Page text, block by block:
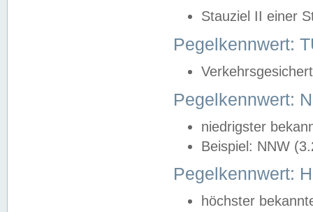
Stauziel II einer
Pegelkennwert:
Pegelkennwert:
niedrigster
Beispiel: NNW
Pegelkennwert:
höchster